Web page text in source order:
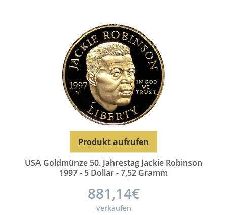
USA Goldmünze 50. Jahrestag Jackie Robinson
1997 - 5 Dollar - 7,52 Gramm
881,14€
verkaufen
Produkt aufrufen